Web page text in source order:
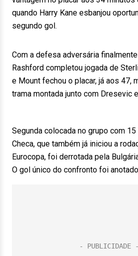
quando Harry Kane esbanjou
segundo gol.
Com a defesa adversária
Rashford completou jogada de
e Mount fechou o placar, já aos 47,
trama montada junto com Dresevic
Segunda colocada no grupo com
Checa, que também já iniciou a
Eurocopa, foi derrotada pela
O gol único do confronto foi